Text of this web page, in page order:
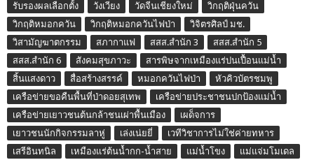
รับรองผลเลือกตั้ง
วังเวียง วัดจีนเชียงใหม่
วิกฤติฝุ่นควัน
วิกฤติหมอกควัน
วิกฤติหมอกควันไฟป่า
วิจิตรศิลป์ มช.
วิสามัญฆาตกรรม
สภากาแฟ สสส.สำนัก 3
สสส.สำนัก 5
สสส.สำนัก 6
สังคมสุขภาวะ
สารพิษจากเหมืองแร่ปนเปื้อนแม่น้ำ
สิ้นแสงดาว
สื่อสร้างสรรค์ หมอกควันไฟป่า
หัวคิวบัตรชมพู
เครือข่ายขอคืนพื้นที่ป่าดอยสุเทพ
เครือข่ายประชาชนปกป้องแม่น้ำ
เครือข่ายเยาวชนต้นกล้าชนเผ่าพื้นเมือง
เผด็จการ
เยาวชนนักกิจกรรมลาหู่
เล่งเน่ยยี่
เวทีวิชาการไม่ใช่ค่ายทหาร
เสรีอินทนิล
เหมืองแร่ต้นน้ำกก-น้ำสาย แม่น้ำโขง
แม่แจ่มโมเดล